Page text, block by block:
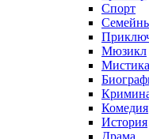
Спорт
Мюзикл
Мистика
Комедия
История
Драма